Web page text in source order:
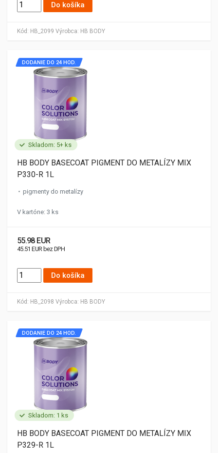
Kód: HB_2099 Výrobca: HB BODY
Do košíka
Skladom: 5+ ks
Kód: HB_2098 Výrobca: HB BODY
DODANIE DO 24 HOD.
HB BODY BASECOAT PIGMENT DO METALÍZY MIX
P330-R 1L
pigmenty do metalízy
V kartóne: 3 ks
55.98 EUR
45.51 EUR bez DPH
Do košíka
Skladom: 1 ks
DODANIE DO 24 HOD.
HB BODY BASECOAT PIGMENT DO METALÍZY MIX
P329-R 1L